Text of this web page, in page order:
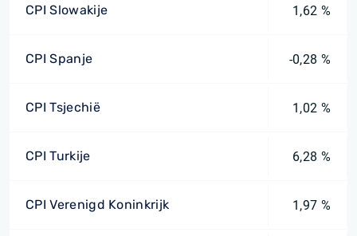
CPI Slowakije 1,62 %
CPI Spanje -0,28 %
CPI Tsjechië 1,02 %
CPI Turkije 6,28 %
CPI Verenigd Koninkrijk 1,97 %